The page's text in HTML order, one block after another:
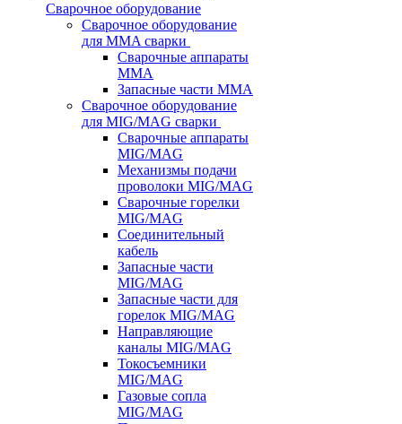
Сварочное оборудование
Сварочное оборудование
для MMA сварки
Сварочные аппараты
MMA
Запасные части MMA
Сварочное оборудование
для MIG/MAG сварки
Сварочные аппараты
MIG/MAG
Механизмы подачи
проволоки MIG/MAG
Сварочные горелки
MIG/MAG
Соединительный
кабель
Запасные части
MIG/MAG
Запасные части для
горелок MIG/MAG
Направляющие
каналы MIG/MAG
Токосъемники
MIG/MAG
Газовые сопла
MIG/MAG